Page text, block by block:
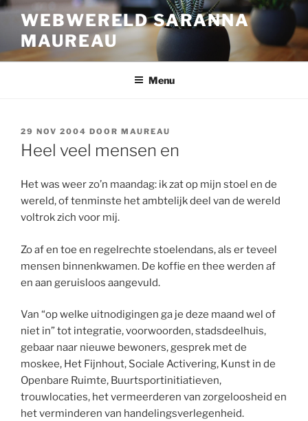
Ga
inhoud
WEBWERELD SARANNA
MAUREAU
Menu
GEPLAATST
OP
29 NOV 2004 DOOR MAUREAU
Heel veel mensen en
Het was weer zo’n maandag: ik zat op mijn stoel en de
wereld, of tenminste het ambtelijk deel van de wereld
voltrok zich voor mij.
Zo af en toe en regelrechte stoelendans, als er teveel
mensen binnenkwamen. De koffie en thee werden af
en aan geruisloos aangevuld.
Van “op welke uitnodigingen ga je deze maand wel of
niet in” tot integratie, voorwoorden, stadsdeelhuis,
gebaar naar nieuwe bewoners, gesprek met de
moskee, Het Fijnhout, Sociale Activering, Kunst in de
Openbare Ruimte, Buurtsportinitiatieven,
trouwlocaties, het vermeerderen van zorgeloosheid en
het verminderen van handelingsverlegenheid.